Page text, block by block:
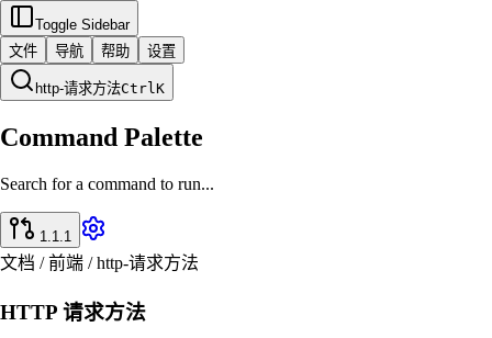
Toggle Sidebar
文件
导航 帮助 设置
http-请求方法CtrlK
Command Palette
Search for a command to run...
1.1.1
文档 / 前端 / http-请求方法
HTTP 请求方法